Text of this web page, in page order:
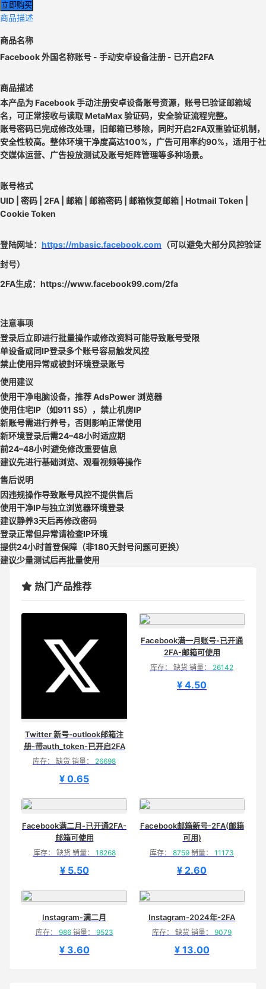
立即购买
商品描述
商品名称
Facebook 外国名称账号 - 手动安卓设备注册 - 已开启2FA
商品描述
本产品为 Facebook 手动注册安卓设备账号资源，账号已验证邮箱域
名，可正常接收与读取 MetaMax 验证码，安全验证流程完整。
账号密码已完成修改处理，旧邮箱已移除，同时开启2FA双重验证机制，
安全性较高。整体环境干净度高达100%，广告可用率约90%，适用于社
交媒体运营、广告投放测试及账号矩阵管理等多种场景。
账号格式
UID | 密码 | 2FA | 邮箱 | 邮箱密码 | 邮箱恢复邮箱 | Hotmail Token |
Cookie Token
登陆网址： https://mbasic.facebook.com （可以避免大部分风控验证
封号）
2FA生成：https://www.facebook99.com/2fa
注意事项
登录后立即进行批量操作或修改资料可能导致账号受限
单设备或同IP登录多个账号容易触发风控
禁止使用异常或被封环境登录账号
使用建议
使用干净电脑设备，推荐 AdsPower 浏览器
使用住宅IP（如911 S5），禁止机房IP
新账号需进行养号，否则影响正常使用
新环境登录后需24–48小时适应期
前24–48小时避免修改重要信息
建议先进行基础浏览、观看视频等操作
售后说明
因违规操作导致账号风控不提供售后
使用干净IP与独立浏览器环境登录
建议静养3天后再修改密码
登录正常但异常请检查IP环境
提供24小时首登保障（非180天封号问题可更换）
建议少量测试后再批量使用
热门产品推荐
Twitter 新号-outlook邮箱注
册-带auth_token-已开启2FA
库存： 缺货 销量： 26698
¥ 0.65
Facebook满一月账号-已开通
2FA-邮箱可使用
库存： 缺货 销量： 26142
¥ 4.50
Facebook满二月-已开通2FA-
邮箱可使用
库存： 缺货 销量： 18268
¥ 5.50
Facebook邮箱新号-2FA(邮箱
可用)
库存： 8759 销量： 11173
¥ 2.60
Instagram-满二月
库存： 986销量： 9523
¥ 3.60
Instagram-2024年-2FA
库存： 缺货 销量： 9079
¥ 13.00